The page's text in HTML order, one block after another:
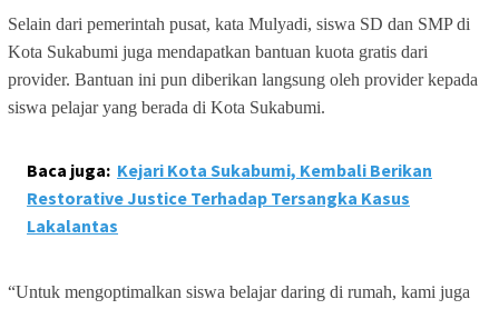
Selain dari pemerintah pusat, kata Mulyadi, siswa SD dan SMP di
Kota Sukabumi juga mendapatkan bantuan kuota gratis dari
provider. Bantuan ini pun diberikan langsung oleh provider kepada
siswa pelajar yang berada di Kota Sukabumi.
Baca juga: Kejari Kota Sukabumi, Kembali Berikan
Restorative Justice Terhadap Tersangka Kasus
Lakalantas
“Untuk mengoptimalkan siswa belajar daring di rumah, kami juga